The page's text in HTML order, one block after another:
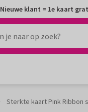
Nieuwe klant = 1e kaart
Sterkte kaart Pink Ribbon